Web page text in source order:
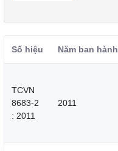
Số hiệu Năm ban hành
TCVN
8683-2
: 2011
2011